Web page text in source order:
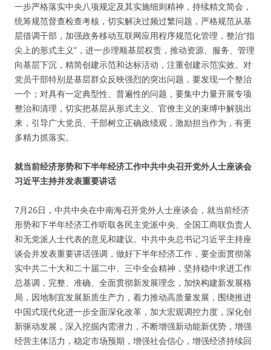
一步严格落实中央八项规定及其实施细则精神，持续精文简会，
统筹规范督查检查考核，切实解决过频过繁问题，严格规范从基
层借调干部，加强政务移动互联网应用程序规范化管理，整治“指
尖上的形式主义”，进一步理顺基层权责，推动资源、服务、管理
向基层下沉，精简创建示范和达标活动，注重创建示范实效。对
党员干部特别是基层群众反映强烈的突出问题，要发现一个整治
一个；对具有一定典型性、普遍性的问题，要集中力量开展专项
整治和清理，切实把基层从形式主义、官僚主义的束缚中解脱出
来，引导广大党员、干部树立正确政绩观，激励担当作为，有更
多精力抓落实。
就当前经济形势和下半年经济工作中共中央召开党外人士座谈会
习近平主持并发表重要讲话
7月26日，中共中央在中南海召开党外人士座谈会，就当前经济
形势和下半年经济工作听取各民主党派中央、全国工商联负责人
和无党派人士代表的意见和建议。中共中央总书记习近平主持座
谈会并发表重要讲话强调，做好下半年经济工作，要全面贯彻落
实中共二十大和二十届二中、三中全会精神，坚持稳中求进工作
总基调，完整、准确、全面贯彻新发展理念，加快构建新发展格
局，因地制宜发展新质生产力，着力推动高质量发展，围绕推进
中国式现代化进一步全面深化改革，加大宏观调控力度，深化创
新驱动发展，深入挖掘内需潜力，不断增强新动能新优势，增强
经营主体活力，稳定市场预期，增强社会信心，增强经济持续回